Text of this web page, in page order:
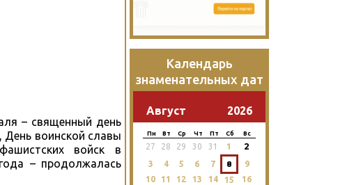
– священный день
День воинской славы
войск в
– продолжалась
Календарь
знаменательных дат
Август 2026
Пн Вт Ср Чт Пт Сб Вс
27 28 29 30 31 1 2
3 4 5 6 7 8
9
10
11 12 13 14 15
16